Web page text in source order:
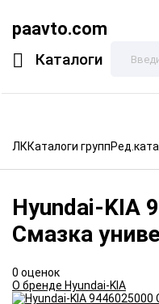
paavto.com
Каталоги
ЛККаталоги групп
Hyundai-KIA
Смазка
0 оценок
О бренде Hyundai-KIA